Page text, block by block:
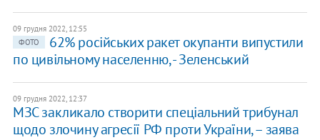
09 грудня 2022, 12:55
ФОТО
​62% російських ракет окупанти випустили
по цивільному населенню, - Зеленський
09 грудня 2022, 12:37
МЗС закликало створити спеціальний трибунал
щодо злочину агресії РФ проти України, – заява